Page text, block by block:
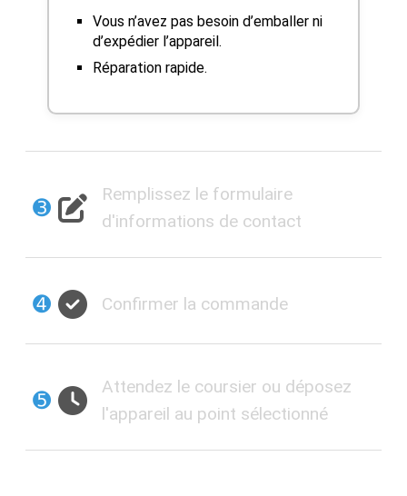
Vous n’avez pas besoin d’emballer ni
d’expédier l’appareil.
Réparation rapide.
➌
Remplissez le formulaire
d'informations de contact
➍ Confirmer la commande
➎
Attendez le coursier ou déposez
l'appareil au point sélectionné